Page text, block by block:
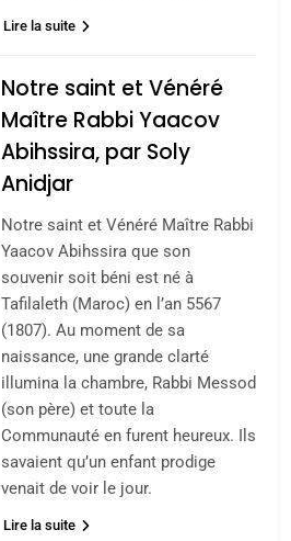
Lire la suite
Notre saint et Vénéré
Maître Rabbi Yaacov
Abihssira, par Soly
Anidjar
Notre saint et Vénéré Maître Rabbi
Yaacov Abihssira que son
souvenir soit béni est né à
Tafilaleth (Maroc) en l’an 5567
(1807). Au moment de sa
naissance, une grande clarté
illumina la chambre, Rabbi Messod
(son père) et toute la
Communauté en furent heureux. Ils
savaient qu’un enfant prodige
venait de voir le jour.
Lire la suite